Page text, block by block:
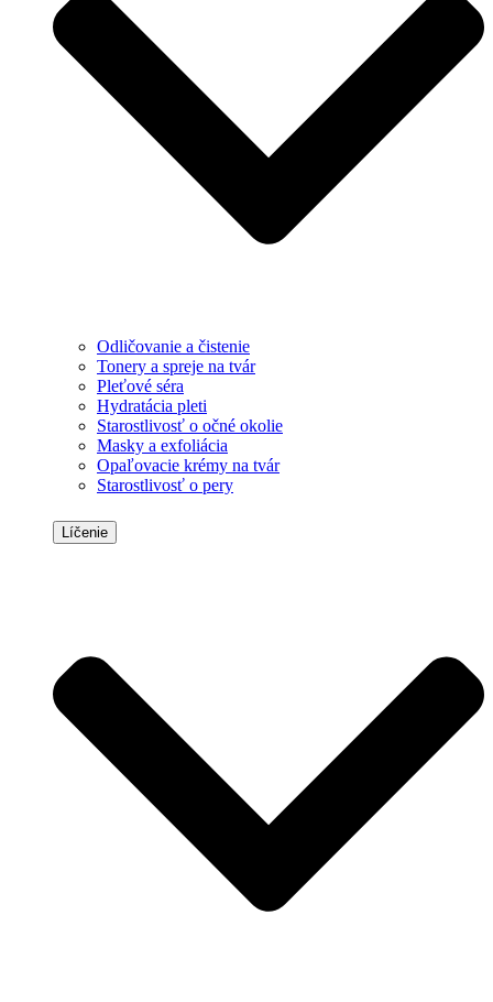
Odličovanie a čistenie
Tonery a spreje na tvár
Pleťové séra
Hydratácia pleti
Starostlivosť o očné okolie
Masky a exfoliácia
Opaľovacie krémy na tvár
Starostlivosť o pery
Líčenie